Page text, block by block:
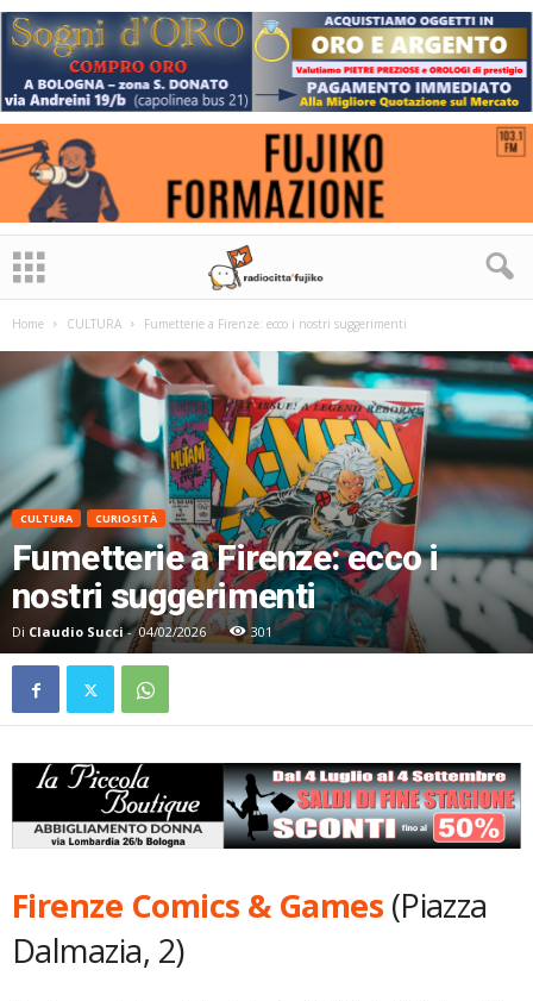
Home CULTURA Fumetterie a Firenze: ecco i nostri suggerimenti
CULTURA CURIOSITÀ
Fumetterie a Firenze: ecco i
nostri suggerimenti
Di Claudio Succi- 04/02/2026 301
Firenze Comics & Games (Piazza
Dalmazia, 2)